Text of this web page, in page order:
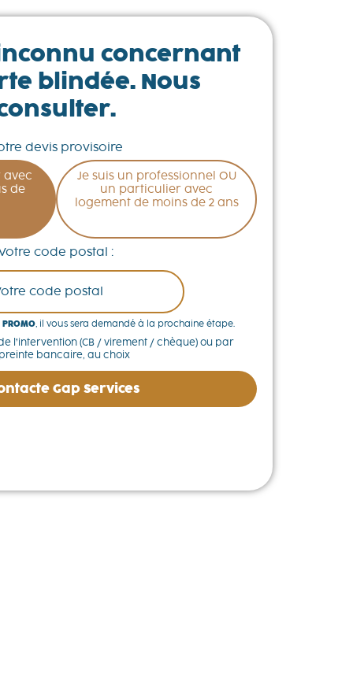
concernant
blindée. Nous
devis provisoire
avec
de
Je suis un professionnel OU
un particulier avec
logement de moins de 2 ans
code postal :
PROMO, il vous sera demandé à la prochaine étape.
l’intervention (CB / virement / chèque) ou par
bancaire, au choix
Gap Services